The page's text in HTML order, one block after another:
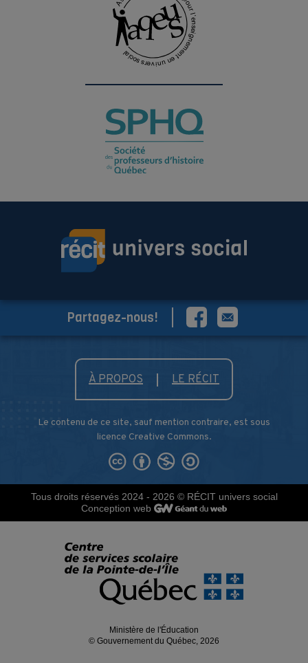
À PROPOS LE RÉCIT
Le contenu de ce site, sauf mention contraire, est sous
licence Creative Commons.
Partagez-nous!
Tous droits réservés 2024 - 2026 © RÉCIT univers social
Conception web
Ministère de l'Éducation
© Gouvernement du Québec, 2026